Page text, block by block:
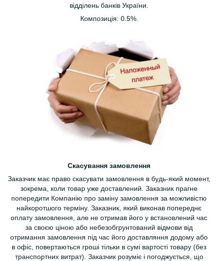
відділень банків України.
Композиція: 0.5%.
Скасування замовлення
Заказчик має право скасувати замовлення в будь-який момент,
зокрема, коли товар уже доставлений. Заказник прагне
попередити Компанію про заміну замовлення за можливістю
найкоротшого терміну. Заказник, який виконав попереднє
оплату замовлення, але не отримав його у встановлений час
за своєю ціною або небезобгрунтований відмови від
отримання замовлення під час його доставляння додому або
в офіс, повертаються гроші тільки в сумі вартості товару (без
транспортних витрат). Заказчик розуміє і погоджується, що